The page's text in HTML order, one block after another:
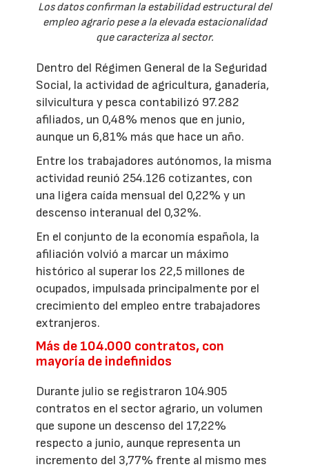
Los datos confirman la estabilidad estructural del
empleo agrario pese a la elevada estacionalidad
que caracteriza al sector.
Dentro del Régimen General de la Seguridad
Social, la actividad de agricultura, ganadería,
silvicultura y pesca contabilizó 97.282
afiliados, un 0,48% menos que en junio,
aunque un 6,81% más que hace un año.
Entre los trabajadores autónomos, la misma
actividad reunió 254.126 cotizantes, con
una ligera caída mensual del 0,22% y un
descenso interanual del 0,32%.
En el conjunto de la economía española, la
afiliación volvió a marcar un máximo
histórico al superar los 22,5 millones de
ocupados, impulsada principalmente por el
crecimiento del empleo entre trabajadores
extranjeros.
Más de 104.000 contratos, con
mayoría de indefinidos
Durante julio se registraron 104.905
contratos en el sector agrario, un volumen
que supone un descenso del 17,22%
respecto a junio, aunque representa un
incremento del 3,77% frente al mismo mes